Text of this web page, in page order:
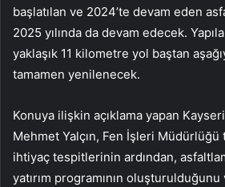
başlatılan ve 2024’te devam eden
2025 yılında da devam edecek.
yaklaşık 11 kilometre yol baştan
tamamen yenilenecek.
Konuya ilişkin açıklama yapan
Mehmet Yalçın, Fen İşleri Müdürlüğü
ihtiyaç tespitlerinin ardından,
yatırım programının